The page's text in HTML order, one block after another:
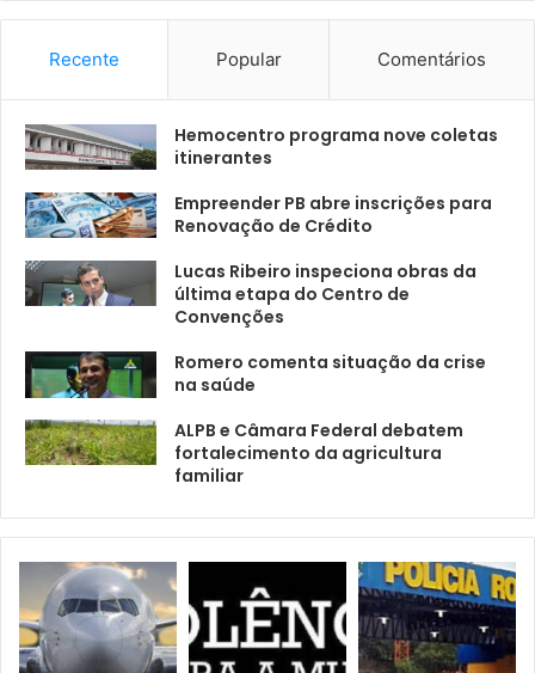
Recente Popular Comentários
Hemocentro programa nove coletas
itinerantes
Empreender PB abre inscrições para
Renovação de Crédito
Lucas Ribeiro inspeciona obras da
última etapa do Centro de
Convenções
Romero comenta situação da crise
na saúde
ALPB e Câmara Federal debatem
fortalecimento da agricultura
familiar